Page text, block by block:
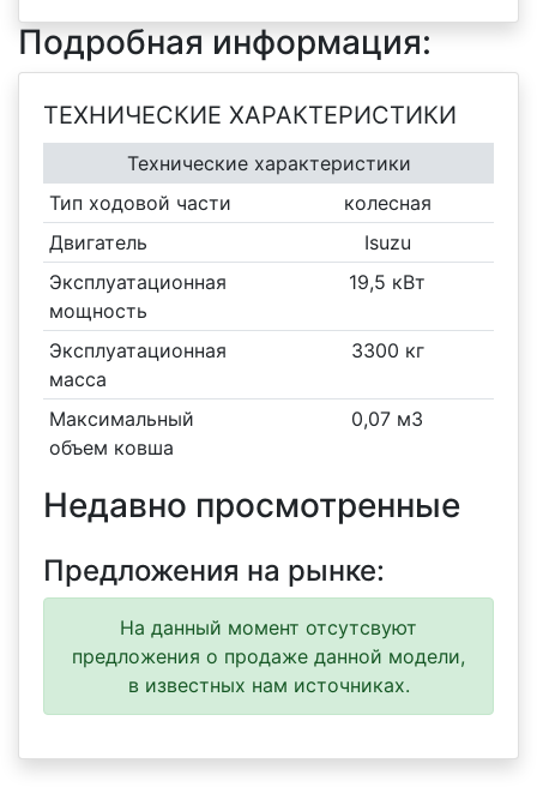
Подробная информация:
ТЕХНИЧЕСКИЕ ХАРАКТЕРИСТИКИ
Технические характеристики
Тип ходовой части
колесная
Двигатель
Isuzu
Эксплуатационная
мощность
19,5 кВт
Эксплуатационная
масса
3300 кг
Максимальный
объем ковша
0,07 м3
Недавно просмотренные
Предложения на рынке:
На данный момент отсутсвуют
предложения о продаже данной модели,
в известных нам источниках.